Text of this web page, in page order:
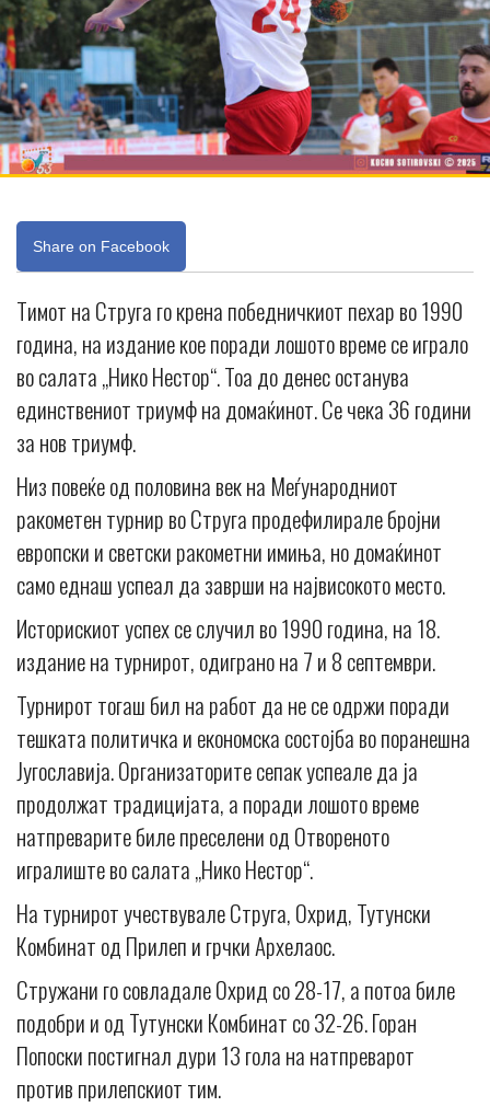
Share on Facebook
Тимот на Струга го крена победничкиот пехар во 1990
година, на издание кое поради лошото време се играло
во салата „Нико Нестор“. Тоа до денес останува
единствениот триумф на домаќинот. Се чека 36 години
за нов триумф.
Низ повеќе од половина век на Меѓународниот
ракометен турнир во Струга продефилирале бројни
европски и светски ракометни имиња, но домаќинот
само еднаш успеал да заврши на највисокото место.
Историскиот успех се случил во 1990 година, на 18.
издание на турнирот, одиграно на 7 и 8 септември.
Турнирот тогаш бил на работ да не се одржи поради
тешката политичка и економска состојба во поранешна
Југославија. Организаторите сепак успеале да ја
продолжат традицијата, а поради лошото време
натпреварите биле преселени од Отвореното
игралиште во салата „Нико Нестор“.
На турнирот учествувале Струга, Охрид, Тутунски
Комбинат од Прилеп и грчки Архелаос.
Стружани го совладале Охрид со 28-17, а потоа биле
подобри и од Тутунски Комбинат со 32-26. Горан
Попоски постигнал дури 13 гола на натпреварот
против прилепскиот тим.